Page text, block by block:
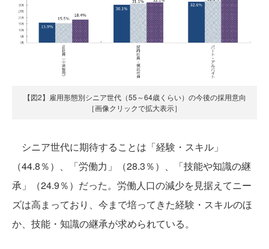
【図2】雇用形態別シニア世代（55～64歳くらい）の今後の採用意向
［画像クリックで拡大表示］
シニア世代に期待することは「経験・スキル」
（44.8％）、「労働力」（28.3％）、「技能や知識の継
承」（24.9％）だった。労働人口の減少を見据えてニー
ズは高まっており、今まで培ってきた経験・スキルのほ
か、技能・知識の継承が求められている。